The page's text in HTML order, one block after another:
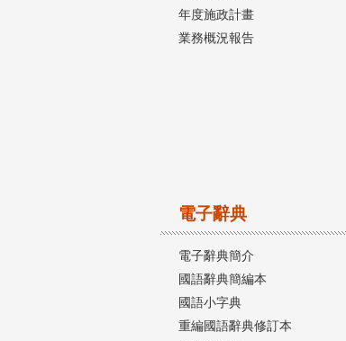
年度施政計畫
業務概況報告
電子辭典
電子辭典簡介
國語辭典簡編本
國語小字典
重編國語辭典修訂本